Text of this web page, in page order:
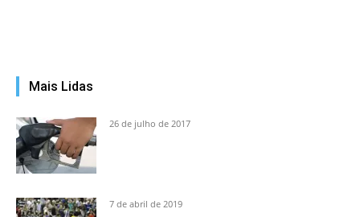
Mais Lidas
26 de julho de 2017
7 de abril de 2019